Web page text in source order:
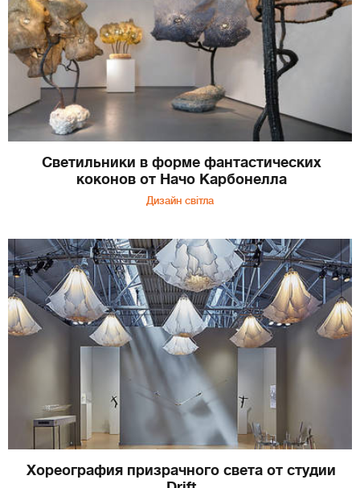
Светильники в форме фантастических
коконов от Начо Карбонелла
Дизайн світла
Хореография призрачного света от студии